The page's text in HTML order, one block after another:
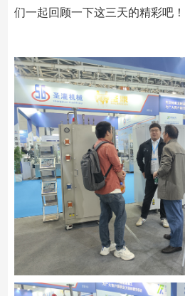
们一起回顾一下这三天的精彩吧！